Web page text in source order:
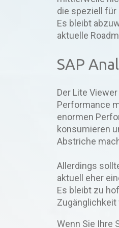
die speziell für
Es bleibt
aktuelle
SAP
Der Lite
Performance
enormen
konsumieren
Abstriche
Allerdings
aktuell eher
Es bleibt zu
Wenn Sie Ihre